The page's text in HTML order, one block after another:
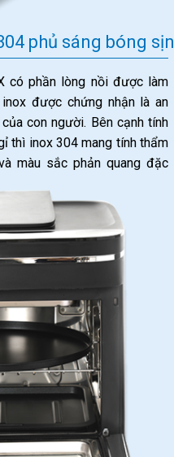
phủ sáng bóng sịn
có phần lòng nồi được làm
được chứng nhận là an
con người. Bên cạnh tính
thì inox 304 mang tính thẩm
màu sắc phản quang đặc